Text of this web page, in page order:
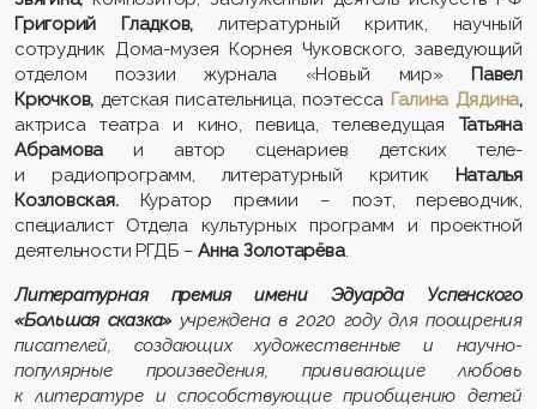
Григорий Гладков,литературный критик, научный
сотрудник Дома-музея Корнея Чуковского, заведующий
отделом поэзии журнала «Новый мир» Павел
Крючков, детская писательница, поэтесса Галина Дядина,
актриса театра и кино, певица, телеведущая Татьяна
Абрамоваи автор сценариев детских теле-
и радиопрограмм, литературный критик Наталья
Козловская. Куратор премии – поэт, переводчик,
специалист Отдела культурных программ и проектной
деятельности РГДБ –Анна Золотарёва.
Литературная премия имени Эдуарда Успенского
«Большая сказка» учреждена в 2020 году для поощрения
писателей, создающих художественные и научно-
популярные произведения, прививающие любовь
к литературе и способствующие приобщению детей